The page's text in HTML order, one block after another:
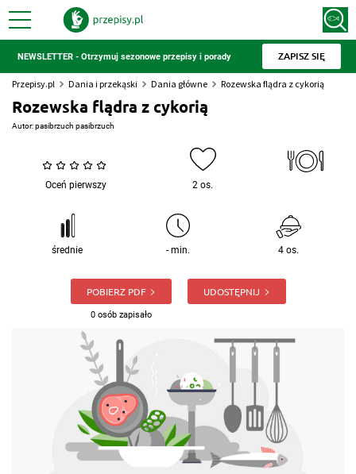
NEWSLETTER - Otrzymuj sezonowe przepisy i porady ZAPISZ SIĘ
Przepisy.pl Dania i przekąski Dania główne Rozewska flądra z cykorią
Rozewska flądra z cykorią
Autor:pasibrzuch pasibrzuch
Oceń pierwszy 2 os.
średnie - min. 4 os.
POBIERZ PDF
0 osób zapisało
UDOSTĘPNIJ